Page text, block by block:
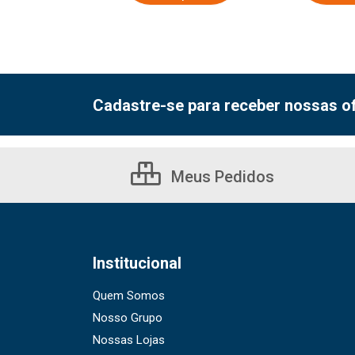
Cadastre-se para receber nossas
Meus Pedidos
Institucional
Quem Somos
Nosso Grupo
Nossas Lojas